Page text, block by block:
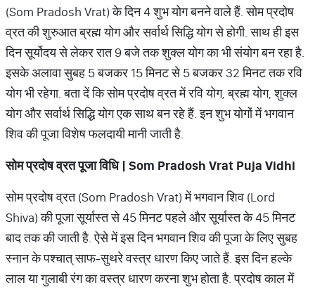
(Som Pradosh Vrat) के दिन 4 शुभ योग बनने वाले हैं. सोम प्रदोष
व्रत की शुरुआत ब्रह्म योग और सर्वार्थ सिद्धि योग से होगी. साथ ही इस
दिन सूर्योदय से लेकर रात 9 बजे तक शुक्ल योग का भी संयोग बन रहा है.
इसके अलावा सुबह 5 बजकर 15 मिनट से 5 बजकर 32 मिनट तक रवि
योग भी रहेगा. बता दें कि सोम प्रदोष व्रत में रवि योग, ब्रह्म योग, शुक्ल
योग और सर्वार्थ सिद्धि योग एक साथ बन रहे हैं. इन शुभ योगों में भगवान
शिव की पूजा विशेष फलदायी मानी जाती है.
सोम प्रदोष व्रत पूजा विधि | Som Pradosh Vrat Puja Vidhi
सोम प्रदोष व्रत (Som Pradosh Vrat) में भगवान शिव (Lord
Shiva) की पूजा सूर्यास्त से 45 मिनट पहले और सूर्यास्त के 45 मिनट
बाद तक की जाती है. ऐसे में इस दिन भगवान शिव की पूजा के लिए सुबह
स्नान के पश्चात् साफ-सुथरे वस्त्र धारण किए जाते हैं. इस दिन हल्के
लाल या गुलाबी रंग का वस्त्र धारण करना शुभ होता है. प्रदोष काल में